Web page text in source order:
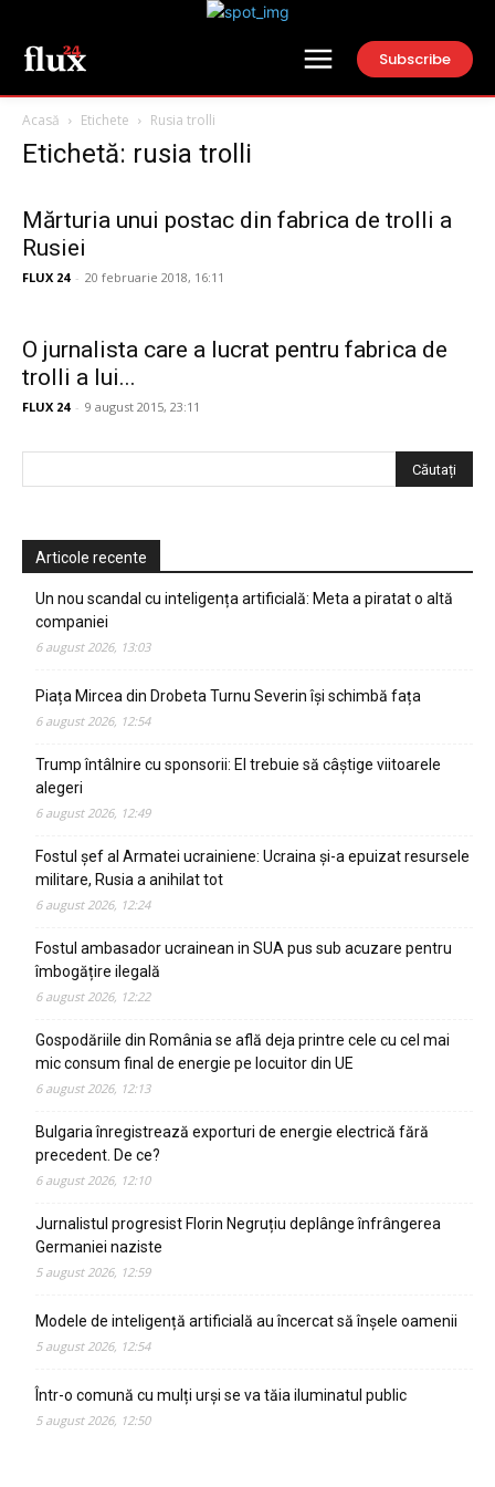
Subscribe
Acasă Etichete Rusia trolli
Etichetă: rusia trolli
Mărturia unui postac din fabrica de trolli a
Rusiei
FLUX 24 - 20 februarie 2018, 16:11
O jurnalista care a lucrat pentru fabrica de
trolli a lui...
FLUX 24 - 9 august 2015, 23:11
Articole recente
Un nou scandal cu inteligența artificială: Meta a piratat o altă
companiei
6 august 2026, 13:03
Piața Mircea din Drobeta Turnu Severin își schimbă fața
6 august 2026, 12:54
Trump întâlnire cu sponsorii: El trebuie să câștige viitoarele
alegeri
6 august 2026, 12:49
Fostul șef al Armatei ucrainiene: Ucraina și-a epuizat resursele
militare, Rusia a anihilat tot
6 august 2026, 12:24
Fostul ambasador ucrainean in SUA pus sub acuzare pentru
îmbogățire ilegală
6 august 2026, 12:22
Gospodăriile din România se află deja printre cele cu cel mai
mic consum final de energie pe locuitor din UE
6 august 2026, 12:13
Bulgaria înregistrează exporturi de energie electrică fără
precedent. De ce?
6 august 2026, 12:10
Jurnalistul progresist Florin Negruțiu deplânge înfrângerea
Germaniei naziste
5 august 2026, 12:59
Modele de inteligență artificială au încercat să înșele oamenii
5 august 2026, 12:54
Într-o comună cu mulți urși se va tăia iluminatul public
5 august 2026, 12:50